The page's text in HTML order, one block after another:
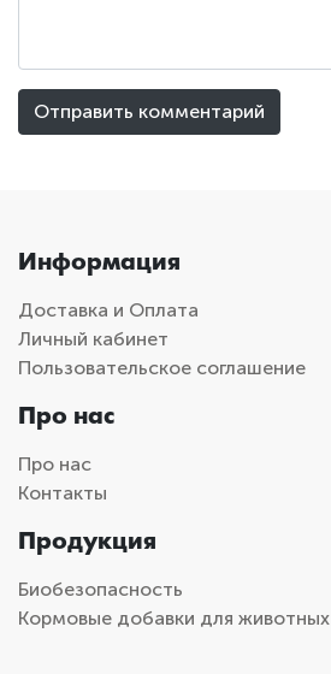
Информация
Доставка и Оплата
Личный кабинет
Пользовательское соглашение
Про нас
Про нас
Контакты
Продукция
Биобезопасность
Кормовые добавки для животных